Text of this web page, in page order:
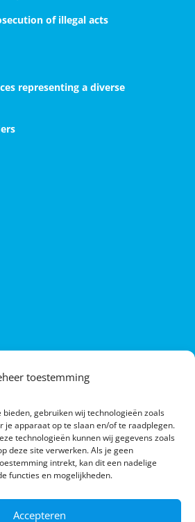
toestemming
gebruiken wij technologieën zoals
je apparaat op te slaan en/of te raadplegen.
technologieën kunnen wij gegevens zoals
deze site verwerken. Als je geen
intrekt, kan dit een nadelige
functies en mogelijkheden.
Accepteren
of illegal acts
representing a diverse